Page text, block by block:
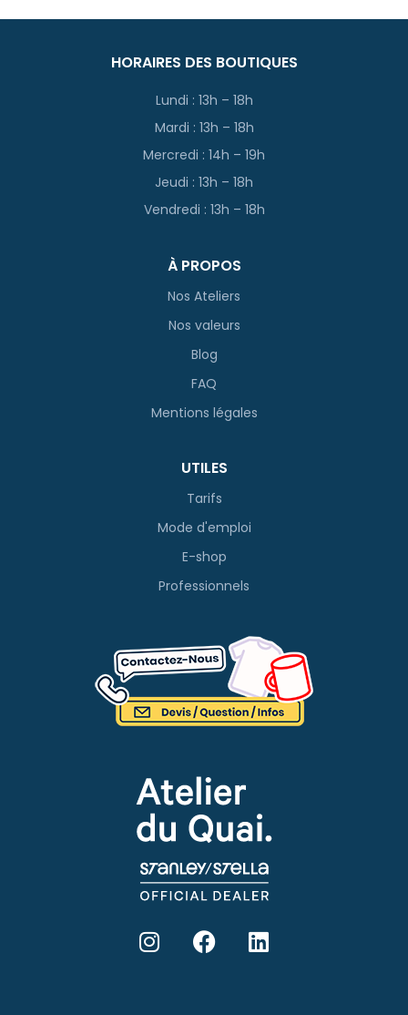
HORAIRES DES BOUTIQUES
Lundi : 13h – 18h
Mardi : 13h – 18h
Mercredi : 14h – 19h
Jeudi : 13h – 18h
Vendredi : 13h – 18h
À PROPOS
Nos Ateliers
Nos valeurs
Blog
FAQ
Mentions légales
UTILES
Tarifs
Mode d'emploi
E-shop
Professionnels